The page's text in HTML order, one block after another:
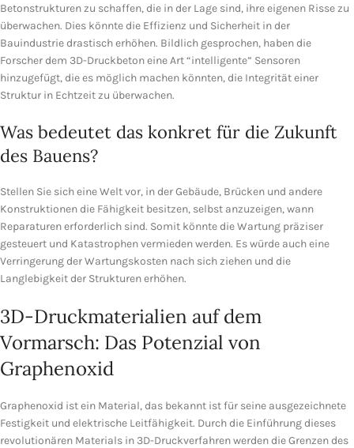
Betonstrukturen zu schaffen, die in der Lage sind, ihre eigenen Risse zu
überwachen. Dies könnte die Effizienz und Sicherheit in der
Bauindustrie drastisch erhöhen. Bildlich gesprochen, haben die
Forscher dem 3D-Druckbeton eine Art “intelligente” Sensoren
hinzugefügt, die es möglich machen könnten, die Integrität einer
Struktur in Echtzeit zu überwachen.
Was bedeutet das konkret für die Zukunft
des Bauens?
Stellen Sie sich eine Welt vor, in der Gebäude, Brücken und andere
Konstruktionen die Fähigkeit besitzen, selbst anzuzeigen, wann
Reparaturen erforderlich sind. Somit könnte die Wartung präziser
gesteuert und Katastrophen vermieden werden. Es würde auch eine
Verringerung der Wartungskosten nach sich ziehen und die
Langlebigkeit der Strukturen erhöhen.
3D-Druckmaterialien auf dem
Vormarsch: Das Potenzial von
Graphenoxid
Graphenoxid ist ein Material, das bekannt ist für seine ausgezeichnete
Festigkeit und elektrische Leitfähigkeit. Durch die Einführung dieses
revolutionären Materials in 3D-Druckverfahren werden die Grenzen des